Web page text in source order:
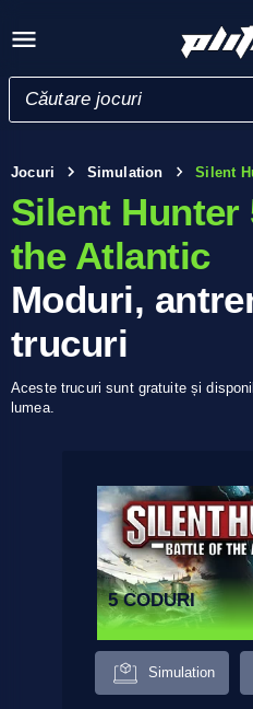
Jocuri Simulation Silent
Silent Hunter
the Atlantic
Moduri,
trucuri
Aceste trucuri sunt gratuite și
lumea.
5 CODURI
Simulation